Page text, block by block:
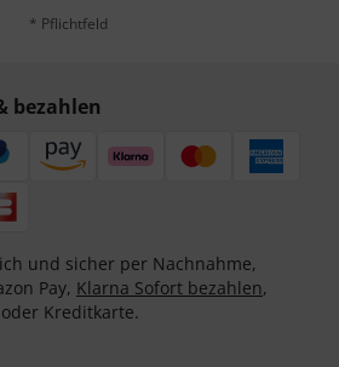
* Pflichtfeld
bezahlen
und sicher per Nachnahme,
Pay, Klarna Sofort bezahlen,
oder Kreditkarte.